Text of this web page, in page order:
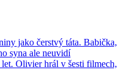
jako čerstvý táta. Babička,
syna ale neuvidí
Olivier hrál v šesti filmech,